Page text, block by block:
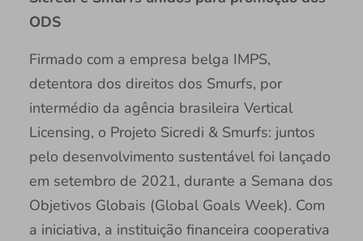
ODS
Firmado com a empresa belga IMPS,
detentora dos direitos dos Smurfs, por
intermédio da agência brasileira Vertical
Licensing, o Projeto Sicredi & Smurfs: juntos
pelo desenvolvimento sustentável foi lançado
em setembro de 2021, durante a Semana dos
Objetivos Globais (Global Goals Week). Com
a iniciativa, a instituição financeira cooperativa